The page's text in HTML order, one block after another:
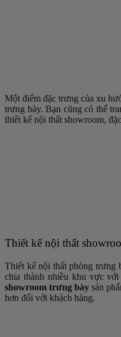
Một điểm đặc trưng của xu
trưng bày. Bạn cũng có thể
thiết kế nội thất showroom,
Thiết kế nội thất
Thiết kế nội thất phòng trưng
chia thành nhiều khu vực
showroom trưng bày sản
hơn đối với khách hàng.